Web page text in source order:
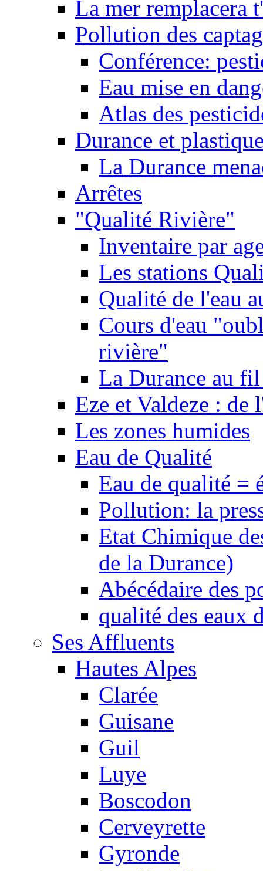
La mer remplacera
Pollution des
Conférence:
Eau mise en
Atlas des
Durance et
La Durance
Arrêtes
"Qualité Rivière"
Inventaire par
Les stations
Qualité de l'eau
Cours d'eau
rivière"
La Durance au
Eze et Valdeze : de
Les zones humides
Eau de Qualité
Eau de qualité =
Pollution: la
Etat Chimique
de la Durance)
Abécédaire des
qualité des eaux
Ses Affluents
Hautes Alpes
Clarée
Guisane
Guil
Luye
Boscodon
Cerveyrette
Gyronde